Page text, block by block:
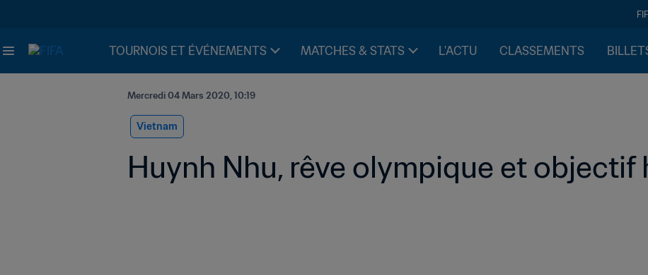
TOURNOIS ET ÉVÉNEMENTS MATCHES & STATS L'ACTU CLASSEMENTS
Mercredi 04 Mars 2020, 10:19
Vietnam
Huynh Nhu, rêve olympique et objectif